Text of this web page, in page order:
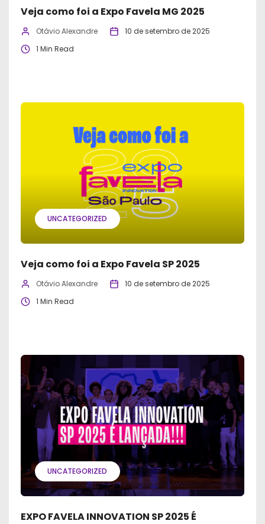
Veja como foi a Expo Favela MG 2025
Otávio Alexandre
10 de setembro de 2025
1 Min Read
UNCATEGORIZED
Veja como foi a Expo Favela SP 2025
Otávio Alexandre
10 de setembro de 2025
1 Min Read
UNCATEGORIZED
EXPO FAVELA INNOVATION SP 2025 É